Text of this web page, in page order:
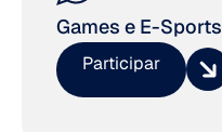
Games e E-Sports
Participar